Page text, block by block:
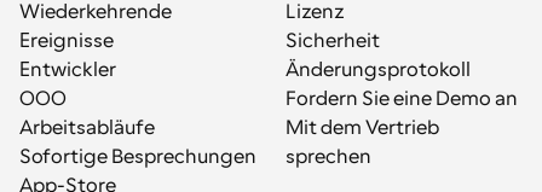
Wiederkehrende
Ereignisse
Entwickler
OOO
Arbeitsabläufe
Sofortige Besprechungen
App-Store
Lizenz
Sicherheit
Änderungsprotokoll
Fordern Sie eine Demo an
Mit dem Vertrieb
sprechen